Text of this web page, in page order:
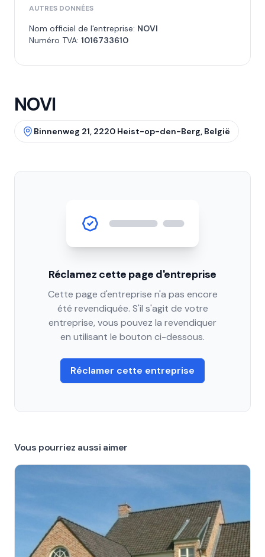
AUTRES DONNÉES
Nom officiel de l'entreprise: NOVI
Numéro TVA: 1016733610
NOVI
Binnenweg 21, 2220 Heist-op-den-Berg, België
Réclamez cette page d'entreprise
Cette page d'entreprise n'a pas encore
été revendiquée. S'il s'agit de votre
entreprise, vous pouvez la revendiquer
en utilisant le bouton ci-dessous.
Réclamer cette entreprise
Vous pourriez aussi aimer